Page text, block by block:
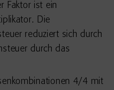
Faktor ist ein
Die
reduziert sich durch
durch das
4/4 mit